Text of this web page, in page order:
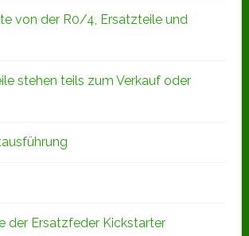
von der R0/4, Ersatzteile und
stehen teils zum Verkauf oder
der Ersatzfeder Kickstarter